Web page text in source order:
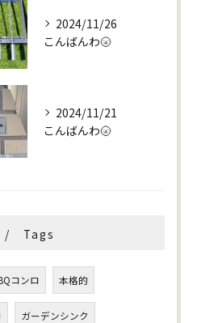
2024/11/26
こんばんわ🌝
2024/11/21
こんばんわ🌝
Tags
コンロ 本格的
ガーデンシンク